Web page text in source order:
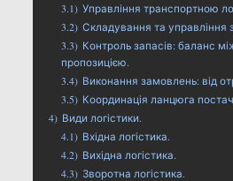
3.1) Управління транспортною
3.2) Складування та управління
3.3) Контроль запасів: баланс
пропозицією.
3.4) Виконання замовлень: від
3.5) Координація ланцюга
4) Види логістики.
4.1) Вхідна логістика.
4.2) Вихідна логістика.
4.3) Зворотна логістика.